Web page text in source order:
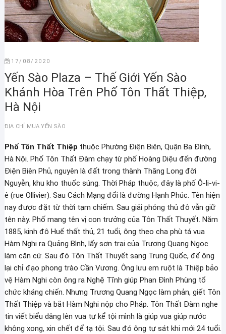
17/08/2020
Yến Sào Plaza – Thế Giới Yến Sào
Khánh Hòa Trên Phố Tôn Thất Thiệp,
Hà Nội
ĐỊA CHỈ MUA YẾN SÀO
Phố Tôn Thất Thiệp thuộc Phường Điện Biên, Quận Ba Đình,
Hà Nội. Phố Tôn Thất Đàm chạy từ phố Hoàng Diệu đến đường
Điện Biên Phủ, nguyên là đất trong thành Thăng Long đời
Nguyễn, khu kho thuốc súng. Thời Pháp thuộc, đây là phố Ô-li-vi-
ê (rue Ollivier). Sau Cách Mạng đổi là đường Hạnh Phúc. Tên hiện
nay được đặt từ thời tạm chiếm. Sau giải phóng thủ đô vẫn giữ
tên này. Phố mang tên vị con trưởng của Tôn Thất Thuyết. Năm
1885, kinh đô Huế thất thủ, 21 tuổi, ông theo cha phù tá vua
Hàm Nghi ra Quảng Bình, lấy sơn trại của Trương Quang Ngọc
làm căn cứ. Sau đó Tôn Thất Thuyết sang Trung Quốc, để ông
lại chỉ đạo phong trào Cần Vương. Ông lưu em ruột là Thiệp bảo
vệ Hàm Nghi còn ông ra Nghệ Tĩnh giúp Phan Đình Phùng tổ
chức kháng chiến. Nhưng Trương Quang Ngọc làm phản, giết Tôn
Thất Thiệp và bắt Hàm Nghi nộp cho Pháp. Tôn Thất Đàm nghe
tin viết biểu dâng lên vua tự kể tội mình là giúp vua giúp nước
không xong, xin chết để tạ tội. Sau đó ông tự sát khi mới 24 tuổi.